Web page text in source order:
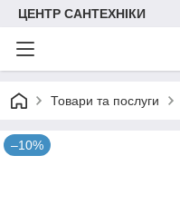
ЦЕНТР САНТЕХНІКИ
Товари та послуги
–10%